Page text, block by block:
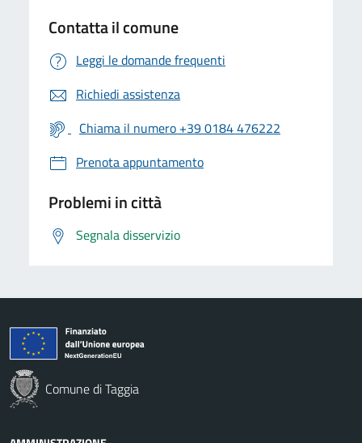
Contatta il comune
Leggi le domande frequenti
Richiedi assistenza
Chiama il numero +39 0184 476222
Prenota appuntamento
Problemi in città
Segnala disservizio
Comune di Taggia